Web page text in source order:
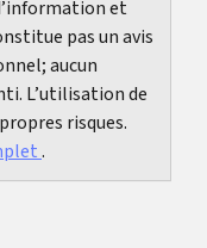
et
pas un avis
aucun
L’utilisation de
risques.
.